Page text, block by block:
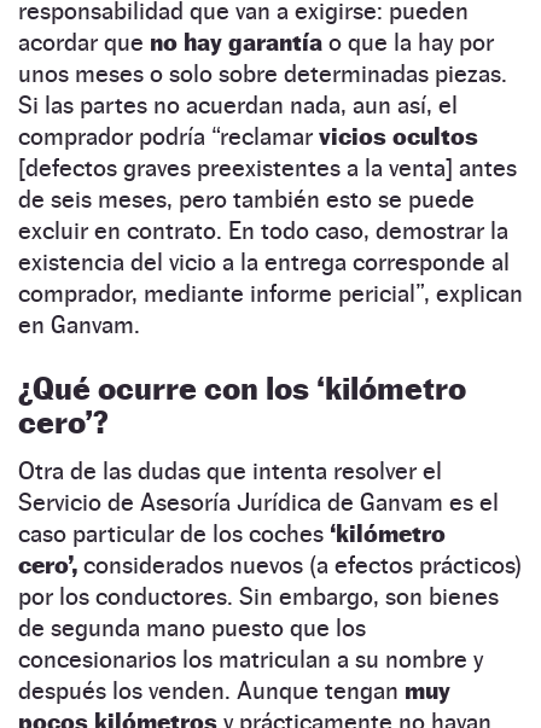
responsabilidad que van a exigirse: pueden
acordar que no hay garantía o que la hay por
unos meses o solo sobre determinadas piezas.
Si las partes no acuerdan nada, aun así, el
comprador podría “reclamar vicios ocultos
[defectos graves preexistentes a la venta] antes
de seis meses, pero también esto se puede
excluir en contrato. En todo caso, demostrar la
existencia del vicio a la entrega corresponde al
comprador, mediante informe pericial”, explican
en Ganvam.
¿Qué ocurre con los ‘kilómetro
cero’?
Otra de las dudas que intenta resolver el
Servicio de Asesoría Jurídica de Ganvam es el
caso particular de los coches ‘kilómetro
cero’, considerados nuevos (a efectos prácticos)
por los conductores. Sin embargo, son bienes
de segunda mano puesto que los
concesionarios los matriculan a su nombre y
después los venden. Aunque tengan muy
pocos kilómetros y prácticamente no hayan